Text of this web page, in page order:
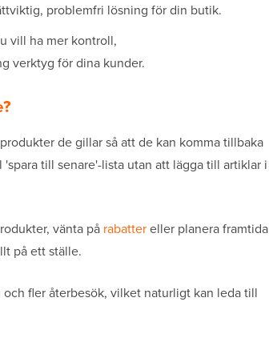
problemfri lösning för din butik.
vill ha mer kontroll,
verktyg för dina kunder.
de gillar så att de kan komma tillbaka
till senare'-lista utan att lägga till artiklar i
vänta på rabattereller planera framtida
på ett ställe.
fler återbesök, vilket naturligt kan leda till